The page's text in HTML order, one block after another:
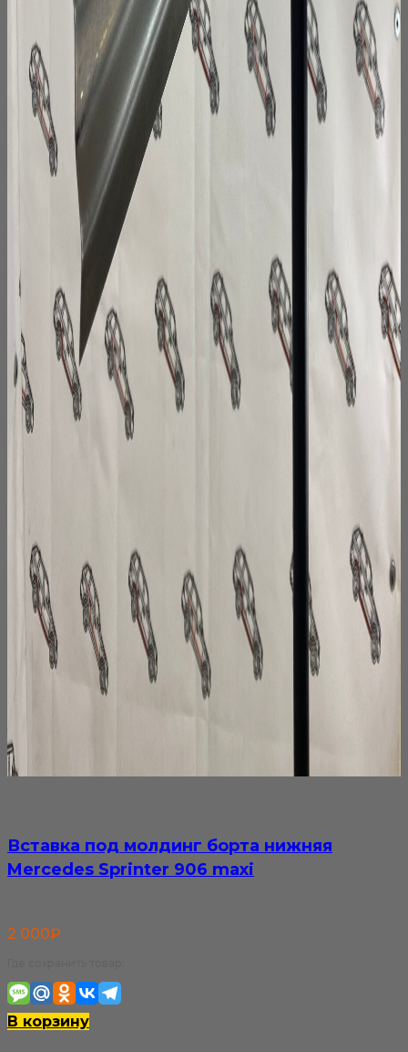
Вставка под молдинг борта нижняя
Mercedes Sprinter 906 maxi
2 000₽
В корзину